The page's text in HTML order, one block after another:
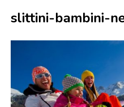
slittini-bambini-